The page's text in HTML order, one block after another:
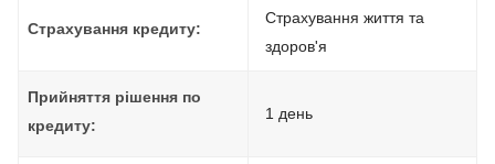
Страхування кредиту:
Страхування життя та
здоров'я
Прийняття рішення по
кредиту:
1 день